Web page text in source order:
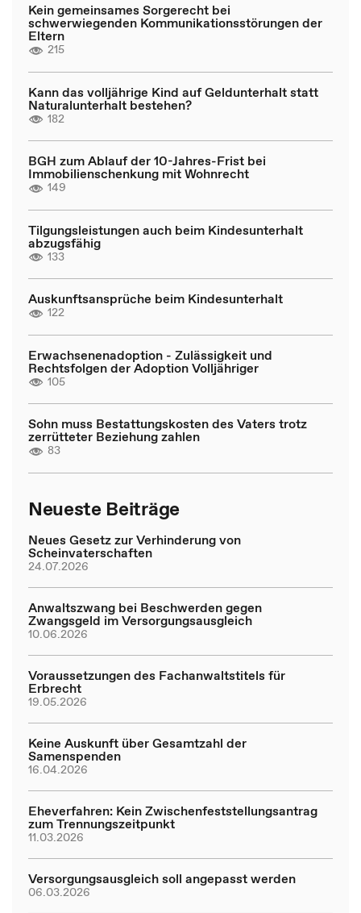
Kein gemeinsames Sorgerecht bei
schwerwiegenden Kommunikationsstörungen der
Eltern
215
Kann das volljährige Kind auf Geldunterhalt statt
Naturalunterhalt bestehen?
182
BGH zum Ablauf der 10-Jahres-Frist bei
Immobilienschenkung mit Wohnrecht
149
Tilgungsleistungen auch beim Kindesunterhalt
abzugsfähig
133
Auskunftsansprüche beim Kindesunterhalt
122
Erwachsenenadoption - Zulässigkeit und
Rechtsfolgen der Adoption Volljähriger
105
Sohn muss Bestattungskosten des Vaters trotz
zerrütteter Beziehung zahlen
83
Neueste Beiträge
Neues Gesetz zur Verhinderung von
Scheinvaterschaften
24.07.2026
Anwaltszwang bei Beschwerden gegen
Zwangsgeld im Versorgungsausgleich
10.06.2026
Voraussetzungen des Fachanwaltstitels für
Erbrecht
19.05.2026
Keine Auskunft über Gesamtzahl der
Samenspenden
16.04.2026
Eheverfahren: Kein Zwischenfeststellungsantrag
zum Trennungszeitpunkt
11.03.2026
Versorgungsausgleich soll angepasst werden
06.03.2026